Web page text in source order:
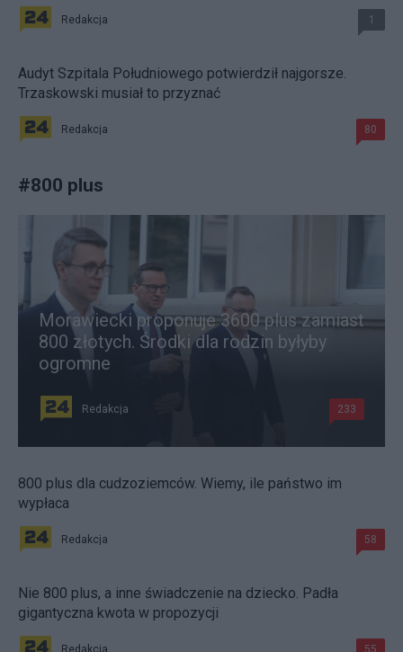
Redakcja 1
Audyt Szpitala Południowego potwierdził najgorsze.
Trzaskowski musiał to przyznać
Redakcja 80
#800 plus
Morawiecki proponuje 3600 plus zamiast
800 złotych. Środki dla rodzin byłyby
ogromne
Redakcja 233
800 plus dla cudzoziemców. Wiemy, ile państwo im
wypłaca
Redakcja 58
Nie 800 plus, a inne świadczenie na dziecko. Padła
gigantyczna kwota w propozycji
Redakcja 55